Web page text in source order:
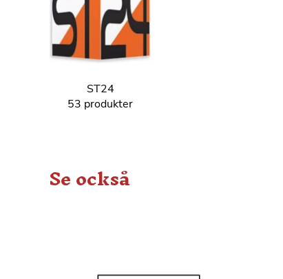
ST24
53 produkter
Se också